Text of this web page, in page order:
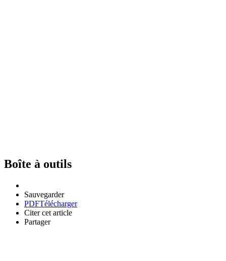
Boîte à outils
Sauvegarder
PDFTélécharger
Citer cet article
Partager